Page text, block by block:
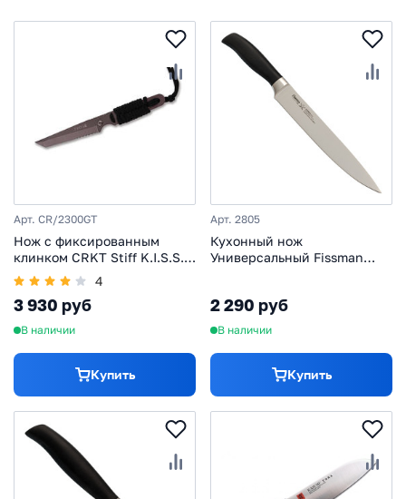
Арт. CR/2300GT
Нож с фиксированным
клинком CRKT Stiff K.I.S.S.,
сталь Aus 6, рукоять
паракорд
4
3 930 руб
В наличии
Купить
Арт. 2805
Кухонный нож
Универсальный Fissman
2 290 руб
В наличии
Купить